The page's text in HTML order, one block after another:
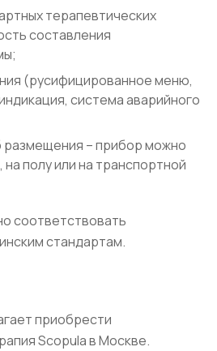
терапевтических
составления
(русифицированное меню,
система аварийного
размещения – прибор можно
полу или на транспортной
соответствовать
стандартам.
приобрести
Scopula в Москве.